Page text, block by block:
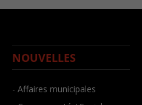
NOUVELLES
- Affaires municipales